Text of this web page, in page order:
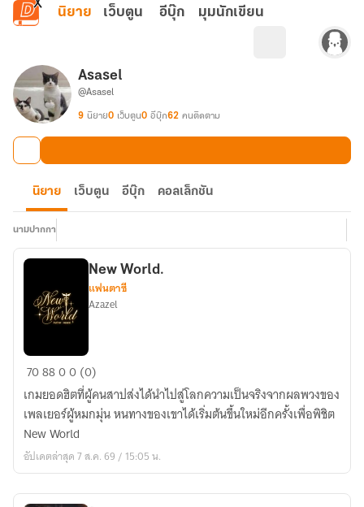
ข้ามไปยังเนื้อหาหลัก
นิยาย เว็บตูน อีบุ๊ก มุมนักเขียน
Asasel
@Asasel
9 นิยาย0 เว็บตูน0 อีบุ๊ก62 คนติดตาม
นิยาย เว็บตูน อีบุ๊ก คอลเล็กชัน
นามปากกา
New
World.
New World.
แฟนตาซี
Azazel
708800 (0)
เกมยอดฮิตที่ผู้คนสาปส่งได้นำไปสู่โลกความเป็นจริงจากผลพวงของ
เพลเยอร์ผู้หมกมุ่น หนทางของเขาได้เริ่มต้นขึ้นใหม่อีกครั้งเพื่อพิชิต
New World
อัปเดตล่าสุด 7 ส.ค. 69 / 15:05 น.